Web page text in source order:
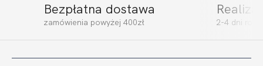
POLA BRA ULTRA
Bezpłatna dostawa
zamówienia powyżej 400zł 2-4 dni